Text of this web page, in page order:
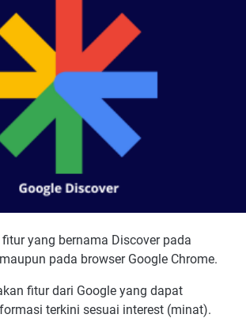
yang bernama Discover pada
pada browser Google Chrome.
fitur dari Google yang dapat
terkini sesuai interest (minat).